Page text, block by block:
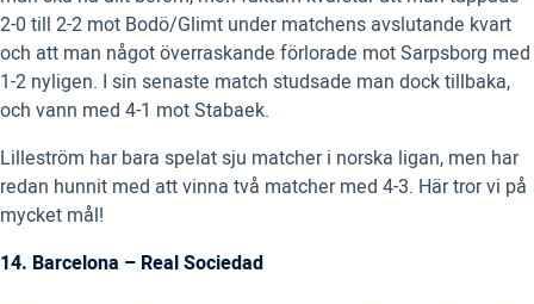
2-0 till 2-2 mot Bodö/Glimt under matchens avslutande kvart
och att man något överraskande förlorade mot Sarpsborg med
1-2 nyligen. I sin senaste match studsade man dock tillbaka,
och vann med 4-1 mot Stabaek.
Lilleström har bara spelat sju matcher i norska ligan, men har
redan hunnit med att vinna två matcher med 4-3. Här tror vi på
mycket mål!
14. Barcelona – Real Sociedad